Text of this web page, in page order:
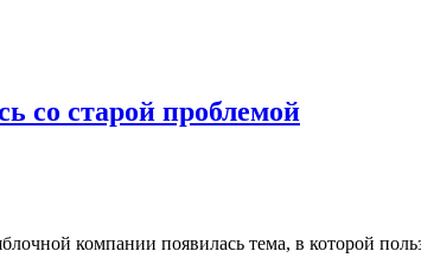
со старой проблемой
компании появилась тема, в которой